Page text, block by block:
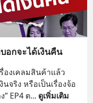
อกจะได้เงินคืน
องเคลมสินค้าแล้ว
จริง หรือเป็นเรื่องจ้อ
” EP4 ต... ดูเพิ่มเติม